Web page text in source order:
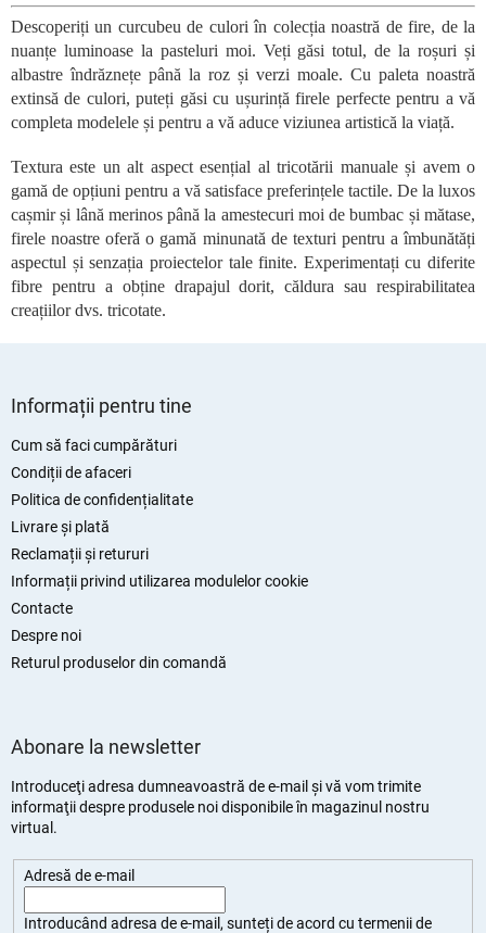
n
t
r
o
l
u
i
s
t
ă
r
i
Descoperiți un curcubeu de culori în colecția noastră de fire, de la
nuanțe luminoase la pasteluri moi. Veți găsi totul, de la roșuri și
albastre îndrăznețe până la roz și verzi moale. Cu paleta noastră
extinsă de culori, puteți găsi cu ușurință firele perfecte pentru a vă
completa modelele și pentru a vă aduce viziunea artistică la viață.
Textura este un alt aspect esențial al tricotării manuale și avem o
gamă de opțiuni pentru a vă satisface preferințele tactile. De la luxos
cașmir și lână merinos până la amestecuri moi de bumbac și mătase,
firele noastre oferă o gamă minunată de texturi pentru a îmbunătăți
aspectul și senzația proiectelor tale finite. Experimentați cu diferite
fibre pentru a obține drapajul dorit, căldura sau respirabilitatea
creațiilor dvs. tricotate.
Informații pentru tine
Cum să faci cumpărături
Condiții de afaceri
Politica de confidențialitate
Livrare și plată
Reclamații și retururi
Informații privind utilizarea modulelor cookie
Contacte
Despre noi
Returul produselor din comandă
Abonare la newsletter
Introduceţi adresa dumneavoastră de e-mail şi vă vom trimite
informaţii despre produsele noi disponibile în magazinul nostru
virtual.
Adresă de e-mail
Introducând adresa de e-mail, sunteți deacord cu termenii de